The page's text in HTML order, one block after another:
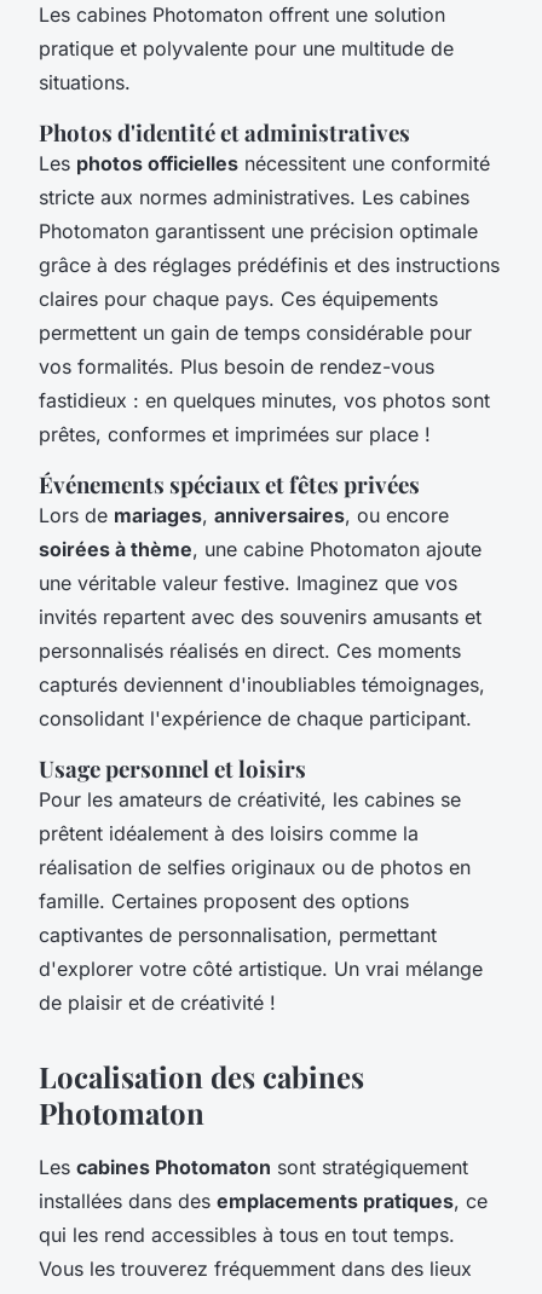
Les cabines Photomaton offrent une solution
pratique et polyvalente pour une multitude de
situations.
Photos d'identité et administratives
Les photos officielles nécessitent une conformité
stricte aux normes administratives. Les cabines
Photomaton garantissent une précision optimale
grâce à des réglages prédéfinis et des instructions
claires pour chaque pays. Ces équipements
permettent un gain de temps considérable pour
vos formalités. Plus besoin de rendez-vous
fastidieux : en quelques minutes, vos photos sont
prêtes, conformes et imprimées sur place !
Événements spéciaux et fêtes privées
Lors de mariages, anniversaires, ou encore
soirées à thème, une cabine Photomaton ajoute
une véritable valeur festive. Imaginez que vos
invités repartent avec des souvenirs amusants et
personnalisés réalisés en direct. Ces moments
capturés deviennent d'inoubliables témoignages,
consolidant l'expérience de chaque participant.
Usage personnel et loisirs
Pour les amateurs de créativité, les cabines se
prêtent idéalement à des loisirs comme la
réalisation de selfies originaux ou de photos en
famille. Certaines proposent des options
captivantes de personnalisation, permettant
d'explorer votre côté artistique. Un vrai mélange
de plaisir et de créativité !
Localisation des cabines
Photomaton
Les cabines Photomaton sont stratégiquement
installées dans des emplacements pratiques, ce
qui les rend accessibles à tous en tout temps.
Vous les trouverez fréquemment dans des lieux